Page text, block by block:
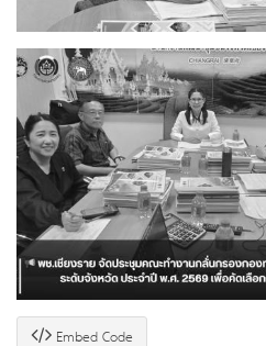
Embed Code